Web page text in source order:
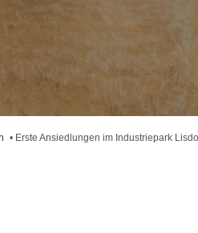
• Erste Ansiedlungen im Industriepark